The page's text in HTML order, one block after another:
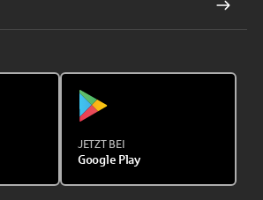
JETZT BEI
Google Play